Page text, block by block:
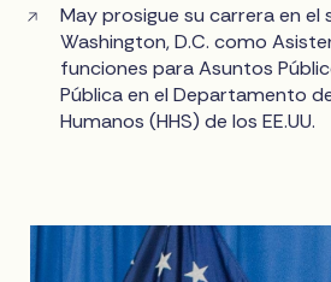
May prosigue su carrera en el
Washington, D.C. como
funciones para Asuntos
Pública en el Departamento
Humanos (HHS) de los EE.UU.